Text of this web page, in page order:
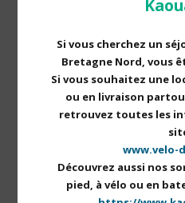
voyager à vélo
un…
Si vous cherchez un
Bretagne Nord, vous
Si vous souhaitez une
ou en livraison
retrouvez toutes les
www.velo-
Découvrez aussi nos
pied, à vélo ou en